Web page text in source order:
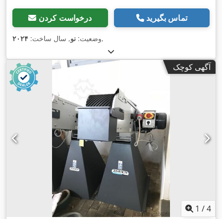
درخواست کردن تماس بگیرید
وضعیت: نو, سال ساخت: ۲۰۲۴ ,
آگهی کوچک
1 /4